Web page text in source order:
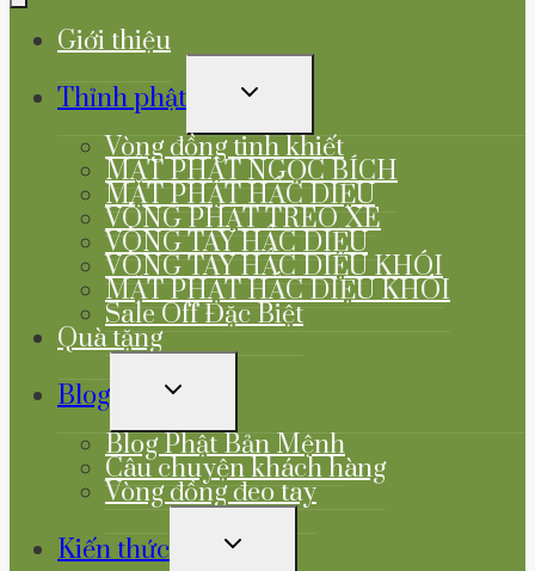
Giới thiệu
Thỉnh phật
TOGGLE
MENU
Vòng đồng tinh khiết
MẶT PHẬT NGỌC BÍCH
MẶT PHẬT HẮC DIỆU
VÒNG PHẬT TREO XE
VÒNG TAY HẮC DIỆU
VÒNG TAY HẮC DIỆU KHÓI
MẶT PHẬT HẮC DIỆU KHÓI
Sale Off Đặc Biệt
Quà tặng
Blog
TOGGLE
MENU
Blog Phật Bản Mệnh
Câu chuyện khách hàng
Vòng đồng đeo tay
Kiến thức
TOGGLE